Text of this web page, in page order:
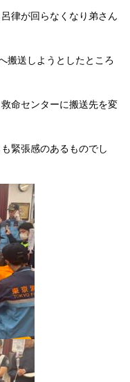
律が回らなくなり弟さん
搬送しようとしたところ
命センターに搬送先を変
緊張感のあるものでし